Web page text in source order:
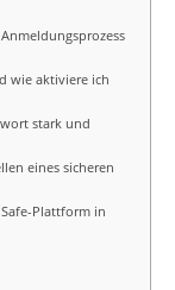
wie aktiviere ich
stark und
eines sicheren
Plattform in